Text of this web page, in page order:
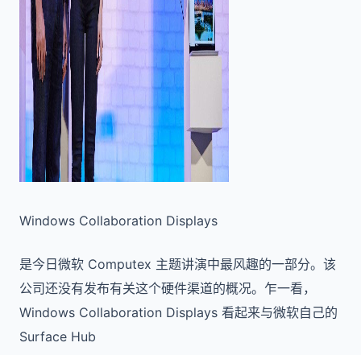
Windows Collaboration Displays
是今日微软 Computex 主题讲演中最风趣的一部分。该
公司还没有发布有关这个硬件渠道的概况。乍一看，
Windows Collaboration Displays 看起来与微软自己的
Surface Hub